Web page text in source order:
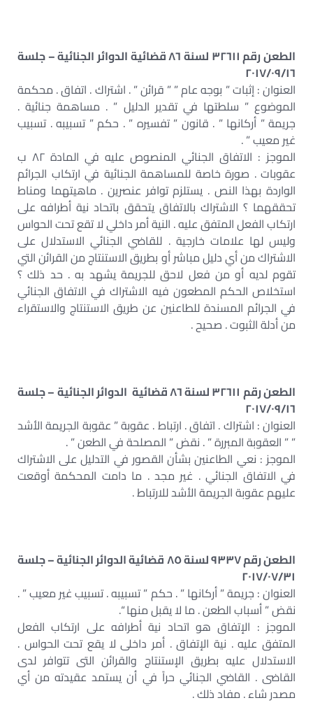
الطعن رقم ٣٢٦١١ لسنة ٨٦ قضائية الدوائر الجنائية – جلسة
٢٠١٧/٠٩/١٦
العنوان : إثبات ” بوجه عام ” ” قرائن ” . اشتراك . اتفاق . محكمة
الموضوع ” سلطتها في تقدير الدليل ” . مساهمة جنائية .
جريمة ” أركانها ” . قانون ” تفسيره ” . حكم ” تسبيبه . تسبيب
غير معيب ” .
الموجز : الاتفاق الجنائي المنصوص عليه في المادة ٨٢ ب
عقوبات . صورة خاصة للمساهمة الجنائية في ارتكاب الجرائم
الواردة بهذا النص . يستلزم توافر عنصرين . ماهيتهما ومناط
تحققهما ؟ الاشتراك بالاتفاق يتحقق باتحاد نية أطرافه على
ارتكاب الفعل المتفق عليه . النية أمر داخلي لا تقع تحت الحواس
وليس لها علامات خارجية . للقاضي الجنائي الاستدلال على
الاشتراك من أي دليل مباشر أو بطريق الاستنتاج من القرائن التي
تقوم لديه أو من فعل لاحق للجريمة يشهد به . حد ذلك ؟
استخلاص الحكم المطعون فيه الاشتراك في الاتفاق الجنائي
في الجرائم المسندة للطاعنين عن طريق الاستنتاج والاستقراء
من أدلة الثبوت . صحيح .
الطعن رقم ٣٢٦١١ لسنة ٨٦ قضائية الدوائر الجنائية – جلسة
٢٠١٧/٠٩/١٦
العنوان : اشتراك . اتفاق . ارتباط . عقوبة ” عقوبة الجريمة الأشد
” ” العقوبة المبررة ” . نقض ” المصلحة في الطعن ” .
الموجز : نعي الطاعنين بشأن القصور في التدليل على الاشتراك
في الاتفاق الجنائي . غير مجد . ما دامت المحكمة أوقعت
عليهم عقوبة الجريمة الأشد للارتباط .
الطعن رقم ٩٣٣٧ لسنة ٨٥ قضائية الدوائر الجنائية – جلسة
٢٠١٧/٠٧/٣١
العنوان : جريمة ” أركانها ” . حكم ” تسبيبه . تسبيب غير معيب ” .
نقض ” أسباب الطعن . ما لا يقبل منها “.
الموجز : الإتفاق هو اتحاد نية أطرافه على ارتكاب الفعل
المتفق عليه . نية الإتفاق . أمر داخلى لا يقع تحت الحواس .
الاستدلال عليه بطريق الإستنتاج والقرائن التى تتوافر لدى
القاضى . القاضي الجنائي حراً في أن يستمد عقيدته من أي
مصدر شاء . مفاد ذلك .